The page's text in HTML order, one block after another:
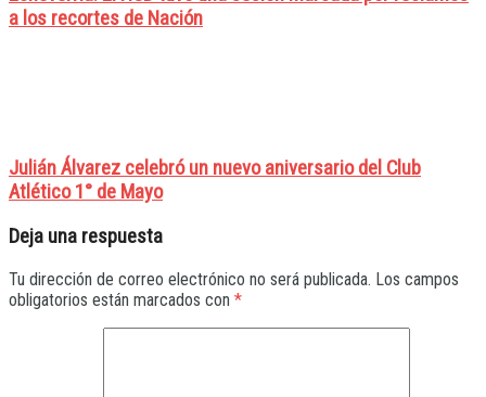
a los recortes de Nación
Julián Álvarez celebró un nuevo aniversario del Club
Atlético 1° de Mayo
Deja una respuesta
Tu dirección de correo electrónico no será publicada. Los campos
obligatorios están marcados con *